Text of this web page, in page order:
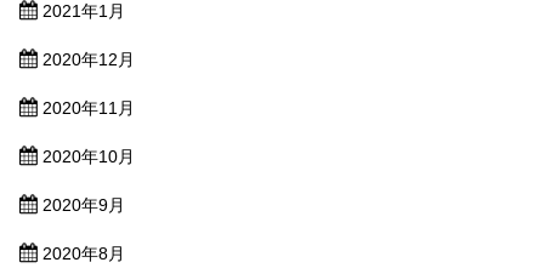
2021年1月
2020年12月
2020年11月
2020年10月
2020年9月
2020年8月